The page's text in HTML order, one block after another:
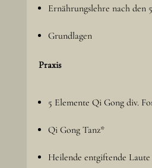
Ernährungslehre nach den
Grundlagen
Praxis
5 Elemente Qi Gong div.
Qi Gong Tanz*
Heilende entgiftende Laute